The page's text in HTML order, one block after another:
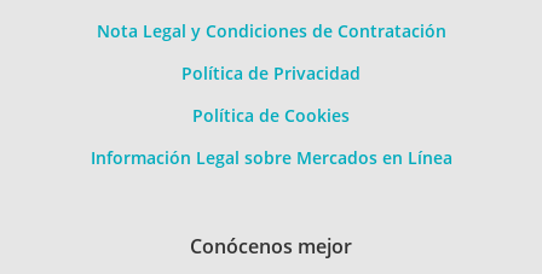
Nota Legal y Condiciones de Contratación
Política de Privacidad
Política de Cookies
Información Legal sobre Mercados en Línea
Conócenos mejor